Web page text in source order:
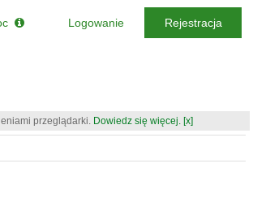
przeglądarki. Dowiedz się więcej. [x]
Logowanie Rejestracja